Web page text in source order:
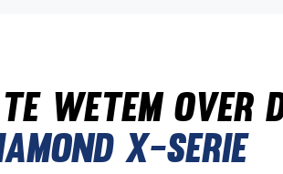
te wetem over
x-serie